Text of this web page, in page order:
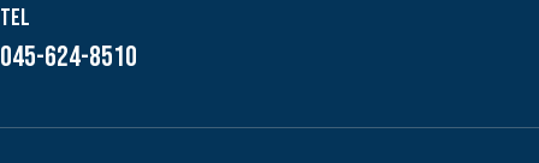
TEL
045-624-8510